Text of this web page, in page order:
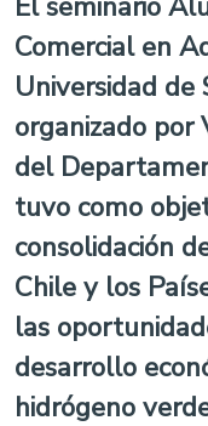
Comercial en
Universidad de
organizado por
del
tuvo como
consolidación
Chile y los
las
desarrollo
hidrógeno